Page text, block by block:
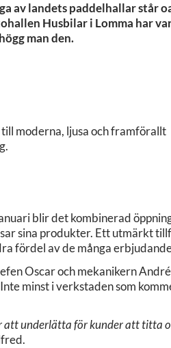
av landets paddelhallar står
Husbilar i Lomma har
man den.
moderna, ljusa och framförallt
blir det kombinerad
sina produkter. Ett utmärkt
fördel av de många
Oscar och mekanikern
minst i verkstaden som
att underlätta för kunder att titta